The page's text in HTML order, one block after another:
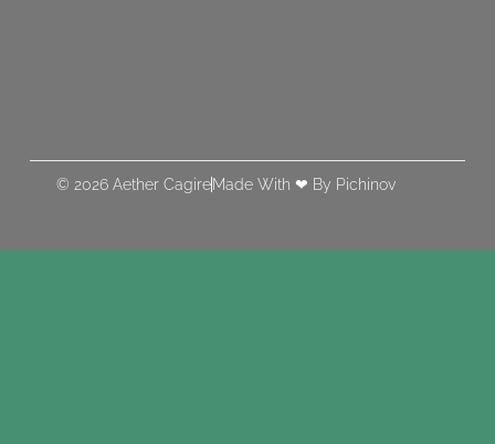
© 2026 Aether Cagire Made With ❤ By Pichinov